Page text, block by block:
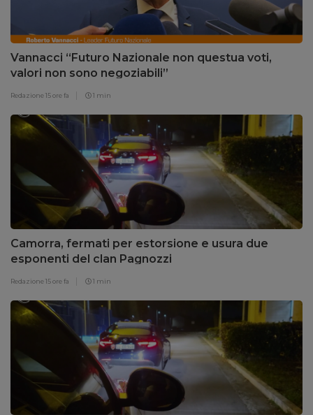
Vannacci “Futuro Nazionale non questua voti,
valori non sono negoziabili”
Redazione15 ore fa 1 min
Camorra, fermati per estorsione e usura due
esponenti del clan Pagnozzi
Redazione15 ore fa 1 min